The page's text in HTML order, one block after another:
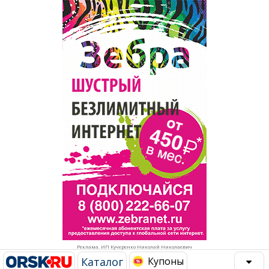
Реклама. ИП Кучеренко Николай Николаевич
Каталог Купоны
Рестораны, кафе, бары
Развлечения и отдых
Спорт Фитнес
Недвижимость
Красота Косметология
Торговля
Бизнес и финансы
Юристы, Экспертиза, Страхование
Ремонт
Социальные организации
Это интересно
Администрация
Популярное →